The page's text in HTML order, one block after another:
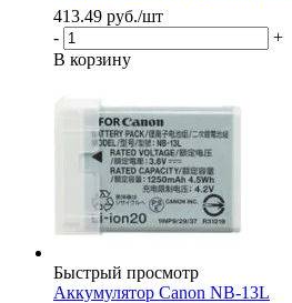
413.49 руб./шт
-
+
В корзину
Быстрый просмотр
Аккумулятор Canon NB-13L